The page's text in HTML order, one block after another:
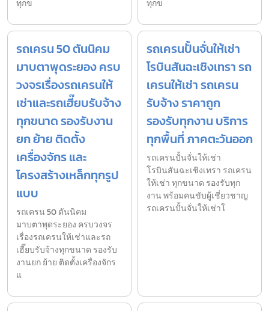
ทุกข
ทุกข
รถเครน 50 ตันนิคม
มาบตาพุดระยอง ครบ
วงจรเรื่องรถเครนให้
เช่าและรถเฮี๊ยบรับจ้าง
ทุกขนาด รองรับงาน
ยก ย้าย ติดตั้ง
เครื่องจักร และ
โครงสร้างเหล็กทุกรูป
แบบ
รถเครน 50 ตันนิคม
มาบตาพุดระยอง ครบวงจร
เรื่องรถเครนให้เช่าและรถ
เฮี๊ยบรับจ้างทุกขนาด รองรับ
งานยก ย้าย ติดตั้งเครื่องจักร
แ
รถเครนปั้นจั่นให้เช่า
โรบินสันฉะเชิงเทรา รถ
เครนให้เช่า รถเครน
รับจ้าง ราคาถูก
รองรับทุกงาน บริการ
ทุกพื้นที่ ภาคตะวันออก
รถเครนปั้นจั่นให้เช่า
โรบินสันฉะเชิงเทรา รถเครน
ให้เช่า ทุกขนาด รองรับทุก
งาน พร้อมคนขับผู้เชี่ยวชาญ
รถเครนปั้นจั่นให้เช่าโ